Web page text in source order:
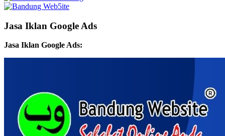
Jasa Iklan Google Ads
Jasa Iklan Google Ads: